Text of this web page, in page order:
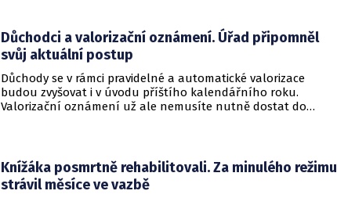
Důchodci a valorizační oznámení. Úřad připomněl
svůj aktuální postup
Důchody se v rámci pravidelné a automatické valorizace
budou zvyšovat i v úvodu příštího kalendářního roku.
Valorizační oznámení už ale nemusíte nutně dostat do
Knížáka posmrtně rehabilitovali. Za minulého režimu
strávil měsíce ve vazbě